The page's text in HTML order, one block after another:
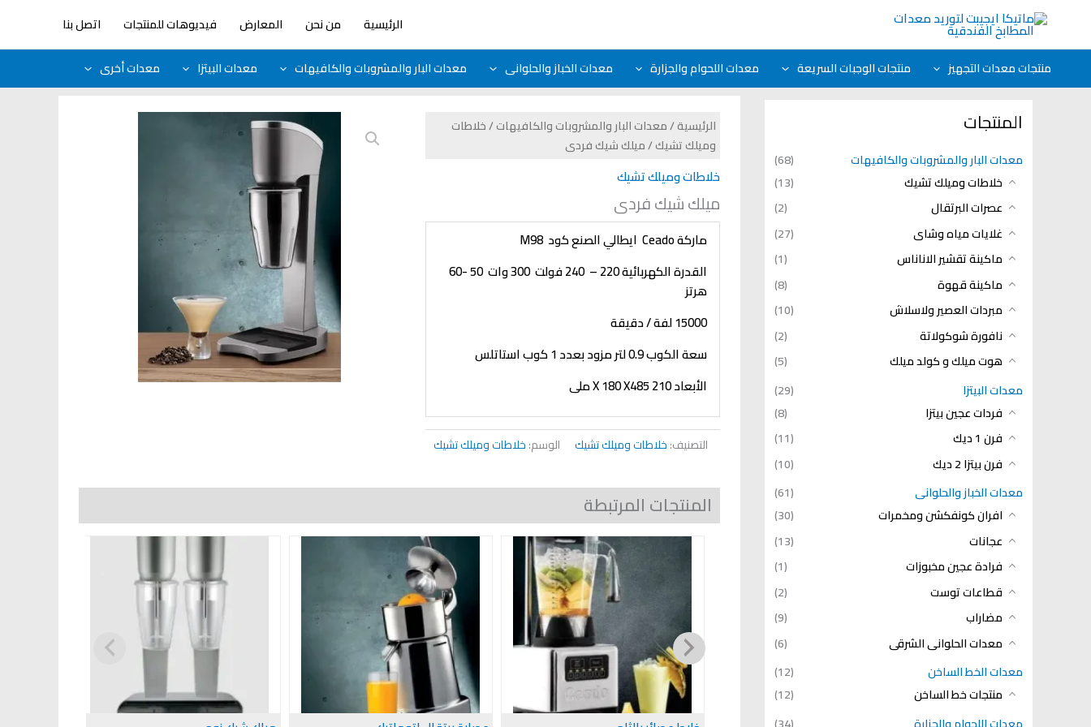
المحتوى
الرئيسية من نحن المعارض فيديوهات للمنتجات اتصل بنا
منتجات معدات التجهيز منتجات الوجبات السريعة معدات اللحوام والجزارة معدات الخباز والحلوانى معدات البار والمشروبات والكافيهات معدات البيتزا معدات أخرى
المنتجات
معدات البار والمشروبات والكافيهات
(68)
خلاطات وميلك تشيك
(13)
عصرات البرتقال
(2)
غلايات مياه وشاى
(27)
ماكينة تقشير الاناناس
(1)
ماكينة قهوة
(8)
مبردات العصير ولاسلاش
(10)
نافورة شوكولاتة
(2)
هوت ميلك و كولد ميلك
(5)
معدات البيتزا
(29)
فردات عجين بيتزا
(8)
فرن 1 ديك
(11)
فرن بيتزا 2 ديك
(10)
معدات الخباز والحلوانى
(61)
افران كونفكشن ومخمرات
(30)
عجانات
(13)
فرادة عجين مخبوزات
(1)
قطاعات توست
(2)
مضاراب
(9)
معدات الحلوانى الشرقى
(6)
معدات الخط الساخن
(12)
منتجات خط الساخن
(12)
الرئيسية/معدات البار والمشروبات والكافيهات/خلاطات
وميلك تشيك/ ميلك شيك فردى
خلاطات وميلك تشيك
ميلك شيك فردى
ماركةCeado ايطالي الصنع كودM98
القدرة الكهربائية 220 – 240 فولت 300 وات 50 -60
هرتز
15000 لفة / دقيقة
سعة الكوب 0.9 لتر مزود بعدد 1 كوب استاتلس
الأبعاد 210
X180X485 ملى
التصنيف:خلاطات وميلك تشيك الوسم:خلاطات وميلك تشيك
المنتجات المرتبطة